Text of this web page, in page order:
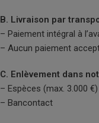
B. Livraison par
– Paiement intégral à
– Aucun paiement
C. Enlèvement dans
– Espèces (max. 3.000 €)
– Bancontact